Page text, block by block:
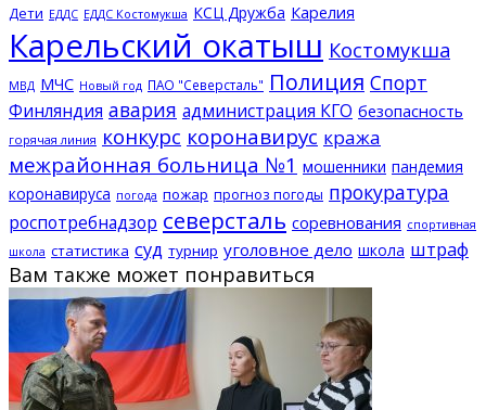
Дети ЕДДС ЕДДС Костомукша КСЦ Дружба Карелия
Карельский окатыш Костомукша
МВД МЧС Новый год ПАО "Северсталь" Полиция Спорт
Финляндия авария администрация КГО безопасность
горячая линия конкурс коронавирус кража
межрайонная больница №1 мошенники пандемия
коронавируса погода пожар прогноз погоды прокуратура
роспотребнадзор северсталь соревнования спортивная
школа статистика суд турнир уголовное дело школа штраф
Вам также может понравиться